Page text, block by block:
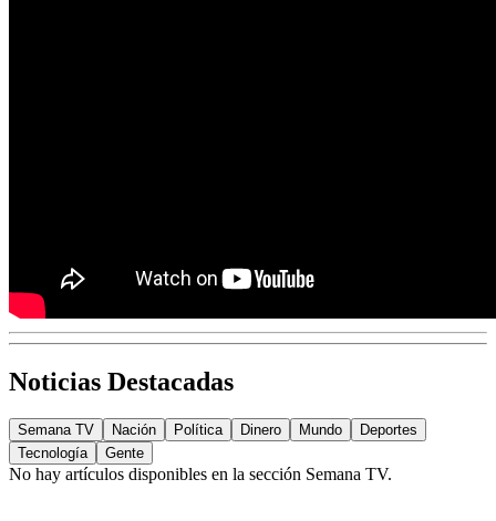
Noticias Destacadas
Semana TV Nación Política Dinero Mundo
Deportes
Tecnología
Gente
No hay artículos disponibles en la sección Semana TV.